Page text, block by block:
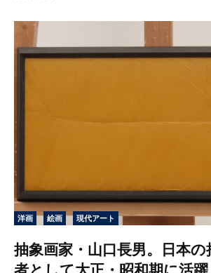
洋画 絵画 現代アート
抽象画家・山口長男。日本